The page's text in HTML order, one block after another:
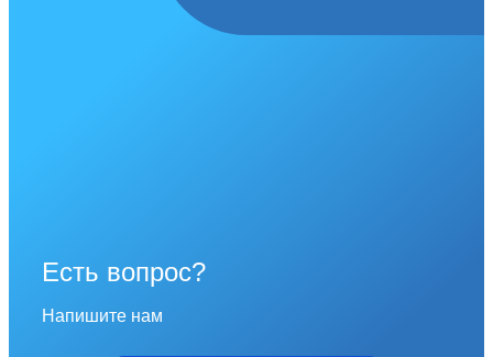
Есть вопрос?
Напишите нам